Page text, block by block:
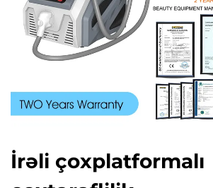
İrəli çoxplatformalı